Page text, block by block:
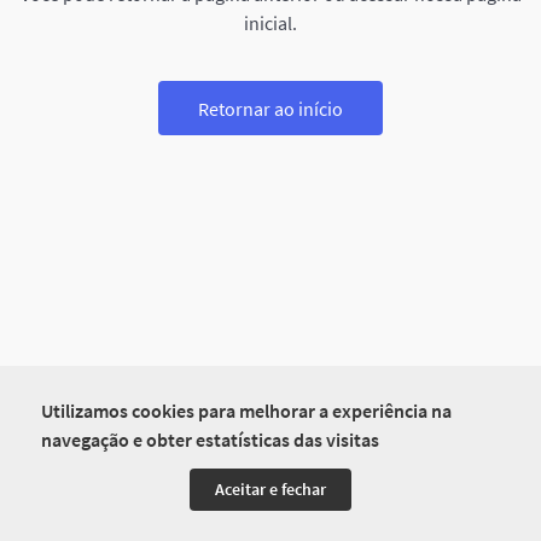
Utilizamos cookies para melhorar a experiência na
navegação e obter estatísticas das visitas
Aceitar e fechar
inicial.
Retornar ao início